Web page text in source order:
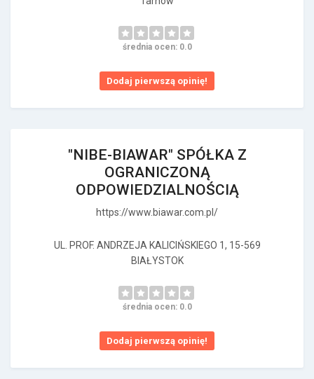
średnia ocen: 0.0
Dodaj pierwszą opinię!
"NIBE-BIAWAR" SPÓŁKA Z
OGRANICZONĄ
ODPOWIEDZIALNOŚCIĄ
https://www.biawar.com.pl/
UL. PROF. ANDRZEJA KALICIŃSKIEGO 1, 15-569
BIAŁYSTOK
średnia ocen: 0.0
Dodaj pierwszą opinię!